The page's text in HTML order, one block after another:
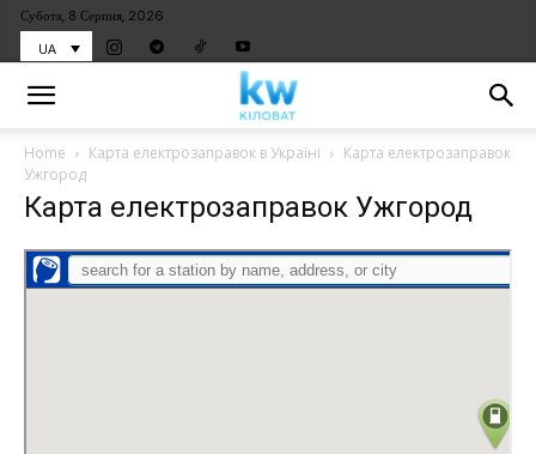
Субота, 8 Серпня, 2026
UA
Home Карта електрозаправок в Україні
Карта електрозаправок
Ужгород
Карта електрозаправок Ужгород